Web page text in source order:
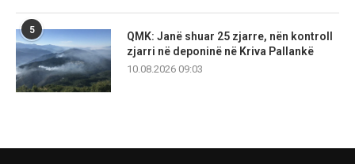
5
QMK: Janë shuar 25 zjarre, nën kontroll
zjarri në deponinë në Kriva Pallankë
10.08.2026 09:03